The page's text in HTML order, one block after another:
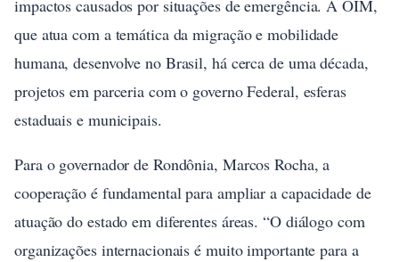
impactos causados por situações de emergência. A OIM,
que atua com a temática da migração e mobilidade
humana, desenvolve no Brasil, há cerca de uma década,
projetos em parceria com o governo Federal, esferas
estaduais e municipais.
Para o governador de Rondônia, Marcos Rocha, a
cooperação é fundamental para ampliar a capacidade de
atuação do estado em diferentes áreas. “O diálogo com
organizações internacionais é muito importante para a